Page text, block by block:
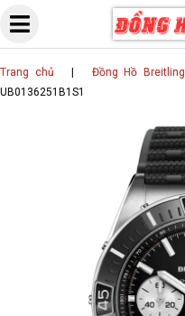
Skip
content
Trang chủ Đồng Hồ Breitling
UB0136251B1S1